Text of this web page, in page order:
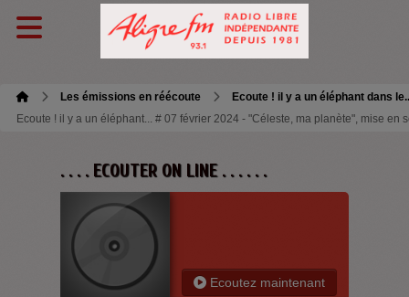
Les émissions en réécoute
Ecoute ! il y a un éléphant dans
Ecoute ! il y a un éléphant... # 07 février 2024 - "Céleste, ma planète", mise en
. . . . ECOUTER ON LINE . . . . . .
Ecoutez maintenant